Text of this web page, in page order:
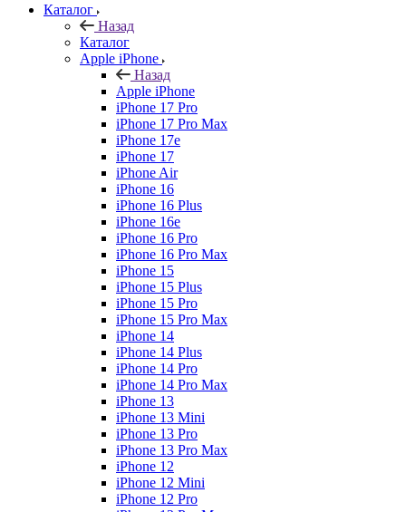
Каталог
Назад
Каталог
Apple iPhone
Назад
Apple iPhone
iPhone 17 Pro
iPhone 17 Pro Max
iPhone 17e
iPhone 17
iPhone Air
iPhone 16
iPhone 16 Plus
iPhone 16e
iPhone 16 Pro
iPhone 16 Pro Max
iPhone 15
iPhone 15 Plus
iPhone 15 Pro
iPhone 15 Pro Max
iPhone 14
iPhone 14 Plus
iPhone 14 Pro
iPhone 14 Pro Max
iPhone 13
iPhone 13 Mini
iPhone 13 Pro
iPhone 13 Pro Max
iPhone 12
iPhone 12 Mini
iPhone 12 Pro